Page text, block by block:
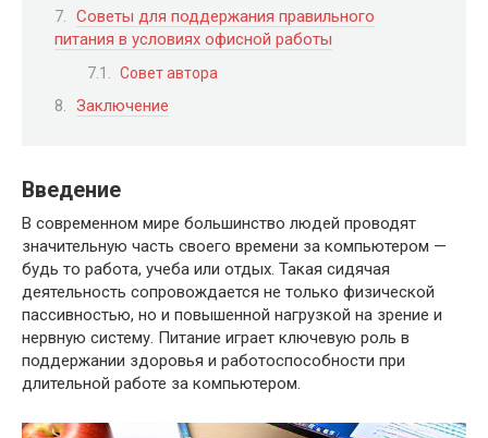
Советы для поддержания правильного
питания в условиях офисной работы
Совет автора
Заключение
Введение
В современном мире большинство людей проводят
значительную часть своего времени за компьютером —
будь то работа, учеба или отдых. Такая сидячая
деятельность сопровождается не только физической
пассивностью, но и повышенной нагрузкой на зрение и
нервную систему. Питание играет ключевую роль в
поддержании здоровья и работоспособности при
длительной работе за компьютером.